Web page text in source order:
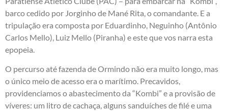
barco cedido por Jorginho de Mané Rita, o comandante. E a
tripulação era composta por Eduardinho, Neguinho (Antônio
Carlos Mello), Luiz Mello (Piranha) e este que vos narra esta
epopeia.
O percurso até fazenda de Ormindo não era muito longo, mas
o único meio de acesso era o marítimo. Precavidos,
providenciamos o abastecimento da “Kombi” e a provisão de
víveres: um litro de cachaça, alguns sanduíches de filé e uma